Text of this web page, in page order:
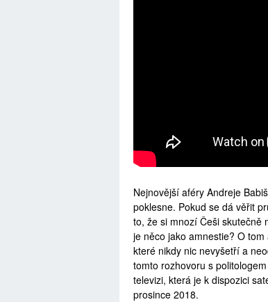
Nejnovější aféry Andreje
poklesne. Pokud se dá věřit
to, že si mnozí Češi skutečně
je něco jako amnestie? O
které nikdy nic nevyšetří a
tomto rozhovoru s
televizi, která je k dispozici
prosince 2018.